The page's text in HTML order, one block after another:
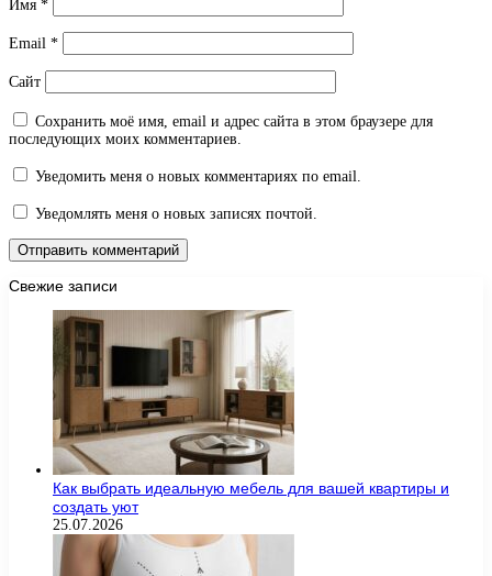
Имя *
Email *
Сайт
Сохранить моё имя, email и адрес сайта в этом браузере для
последующих моих комментариев.
Уведомить меня о новых комментариях по email.
Уведомлять меня о новых записях почтой.
Свежие записи
Как выбрать идеальную мебель для вашей квартиры и
создать уют
25.07.2026